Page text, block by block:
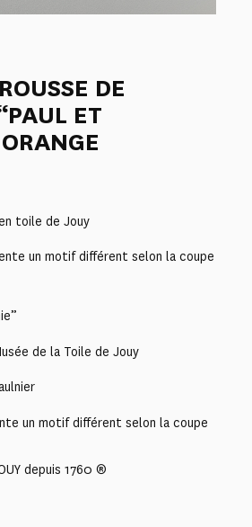
DE
ET
toile de Jouy
un motif différent selon la coupe
de la Toile de Jouy
un motif différent selon la coupe
depuis 1760 ®